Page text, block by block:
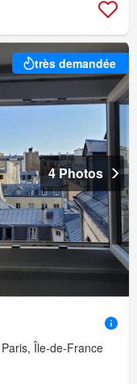
très demandée
4 Photos
Île-de-France